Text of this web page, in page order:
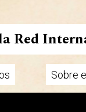
Red
Sobre